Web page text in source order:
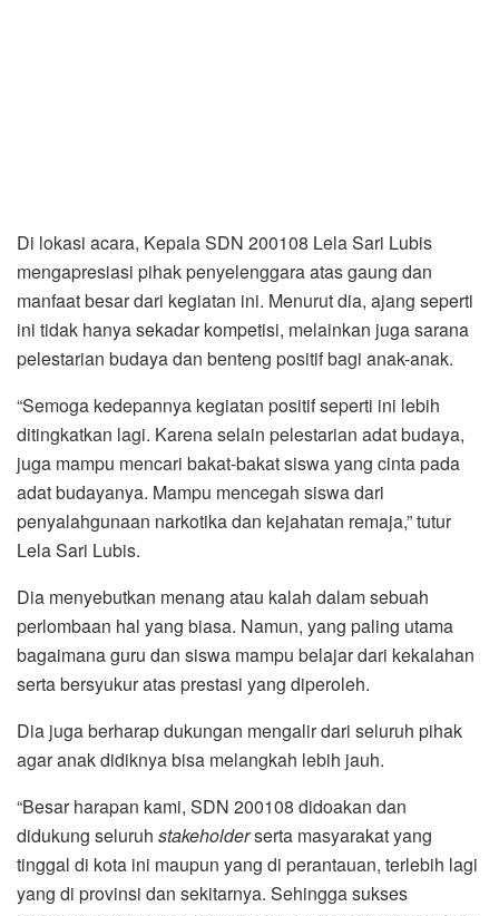
Di lokasi acara, Kepala SDN 200108 Lela Sari Lubis
mengapresiasi pihak penyelenggara atas gaung dan
manfaat besar dari kegiatan ini. Menurut dia, ajang seperti
ini tidak hanya sekadar kompetisi, melainkan juga sarana
pelestarian budaya dan benteng positif bagi anak-anak.
“Semoga kedepannya kegiatan positif seperti ini lebih
ditingkatkan lagi. Karena selain pelestarian adat budaya,
juga mampu mencari bakat-bakat siswa yang cinta pada
adat budayanya. Mampu mencegah siswa dari
penyalahgunaan narkotika dan kejahatan remaja,” tutur
Lela Sari Lubis.
Dia menyebutkan menang atau kalah dalam sebuah
perlombaan hal yang biasa. Namun, yang paling utama
bagaimana guru dan siswa mampu belajar dari kekalahan
serta bersyukur atas prestasi yang diperoleh.
Dia juga berharap dukungan mengalir dari seluruh pihak
agar anak didiknya bisa melangkah lebih jauh.
“Besar harapan kami, SDN 200108 didoakan dan
didukung seluruh stakeholderserta masyarakat yang
tinggal di kota ini maupun yang di perantauan, terlebih lagi
yang di provinsi dan sekitarnya. Sehingga sukses